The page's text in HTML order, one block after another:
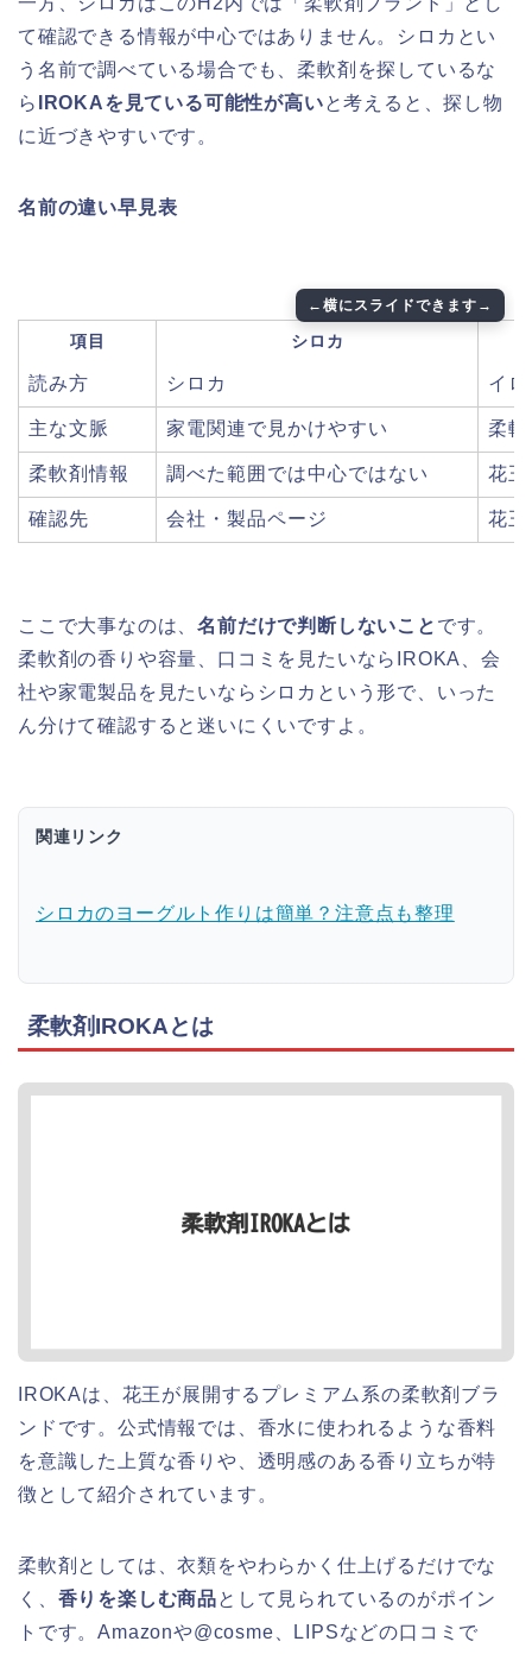
て確認できる情報が中心ではありません。シロカとい
う名前で調べている場合でも、柔軟剤を探しているな
ら
IROKAを見ている可能性が高いと考えると、探し物
に近づきやすいです。
名前の違い早見表
項目 シロカ
読み方 シロカ イ
主な文脈 家電関連で見かけやすい 柔
柔軟剤情報 調べた範囲では中心ではない 花
確認先 会社・製品ページ 花
ここで大事なのは、名前だけで判断しないこと です。
柔軟剤の香りや容量、口コミを見たいならIROKA、会
社や家電製品を見たいならシロカという形で、いった
ん分けて確認すると迷いにくいですよ。
関連リンク
シロカのヨーグルト作りは簡単？注意点も整理
柔軟剤IROKAとは
IROKAは、花王が展開するプレミアム系の柔軟剤ブラ
ンドです。公式情報では、香水に使われるような香料
を意識した上質な香りや、透明感のある香り立ちが特
徴として紹介されています。
柔軟剤としては、衣類をやわらかく仕上げるだけでな
く、 香りを楽しむ商品として見られているのがポイン
トです。Amazonや@cosme、LIPSなどの口コミで